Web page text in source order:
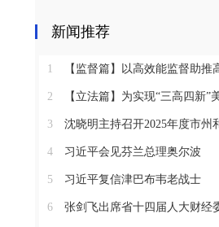
新闻推荐
1 【监督篇】以高效能监督助推
2 【立法篇】为实现“三高四新”美好蓝图提
3 沈晓明主持召开2025年度市州和省直行业系统党（工）委书记抓基层党
4 习近平会见芬兰总理奥尔波
5 习近平复信津巴布韦老战士
6 张剑飞出席省十四届人大财经委第十八